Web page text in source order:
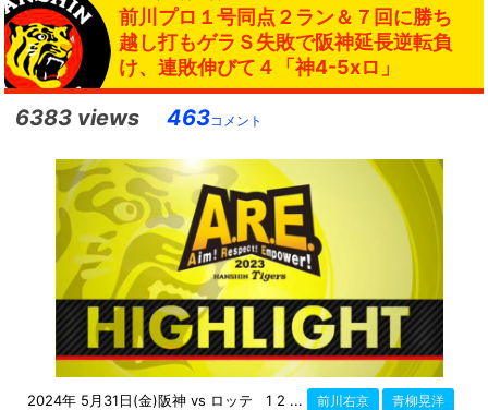
前川プロ１号同点２ラン＆７回に勝ち
越し打もゲラＳ失敗で阪神延長逆転負
け、連敗伸びて４「神4-5xロ」
6383 views 463コメント
2024年 5月31日(金)阪神 vs ロッテ 1 2 ... 前川右京 青柳晃洋